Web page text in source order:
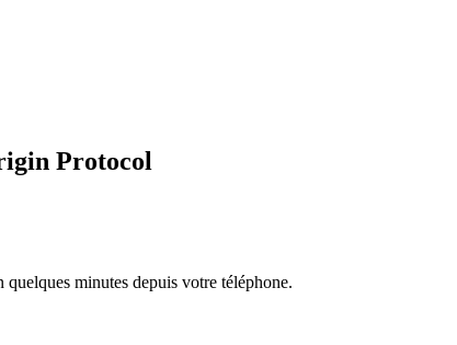
Protocol
minutes depuis votre téléphone.